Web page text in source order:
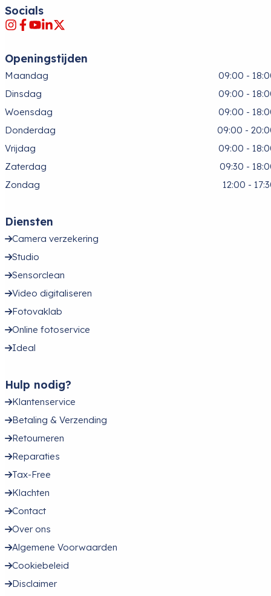
Socials
Openingstijden
Maandag
09:00 -
Dinsdag
09:00 -
Woensdag
09:00 -
Donderdag
09:00 -
Vrijdag
09:00 -
Zaterdag
09:30 -
Zondag
12:00 -
Diensten
Camera verzekering
Studio
Sensorclean
Video digitaliseren
Fotovaklab
Online fotoservice
Ideal
Hulp nodig?
Klantenservice
Betaling & Verzending
Retourneren
Reparaties
Tax-Free
Klachten
Contact
Over ons
Algemene Voorwaarden
Cookiebeleid
Disclaimer